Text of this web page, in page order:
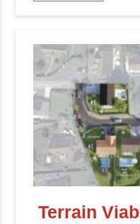
Terrain